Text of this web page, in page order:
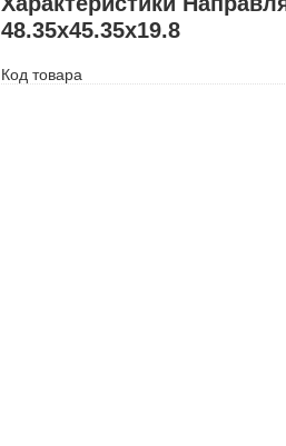
48.35x45.35x19.8
Код товара